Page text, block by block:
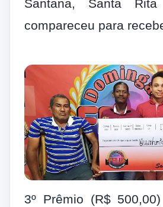
Santana, Santa
compareceu para
3º Prêmio (R$